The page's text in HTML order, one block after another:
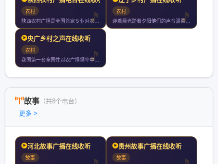
农村
陕西农村广播是全国首家专业对农广播电台以关注百姓服务三农为办
农村
迎着晨光踏着夕阳他们的声音温柔但不张扬温暖调频幸福相伴听辽宁
央广乡村之声在线收听
农村
我国第一套全国性对农广播频率中央人民广播电台中国乡村之声于年
故事 （共8个电台）
更多 >
河北故事广播在线收听
故事
贵州故事广播在线收听
故事